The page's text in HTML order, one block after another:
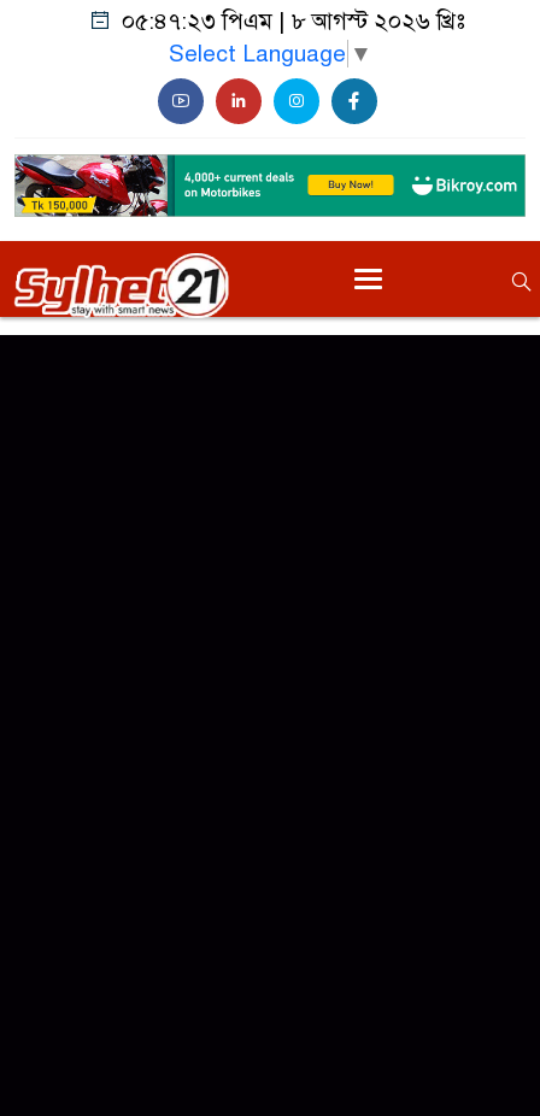
০৫:৪৭:২৩ পিএম| ৮ আগস্ট ২০২৬ খ্রিঃ
Select Language ▼